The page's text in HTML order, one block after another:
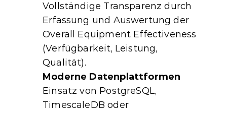
Vollständige Transparenz durch
Erfassung und Auswertung der
Overall Equipment Effectiveness
(Verfügbarkeit, Leistung,
Qualität).
Moderne Datenplattformen
Einsatz von PostgreSQL,
TimescaleDB oder